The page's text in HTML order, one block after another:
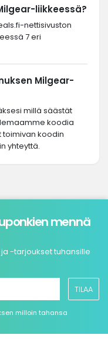
liikkeessä?
nettisivuston
7 eri
Milgear-
millä säästät
koodia
toimivan koodin
yhteyttä.
mennä
-tarjoukset tuhansille
TILAA
milloin tahansa